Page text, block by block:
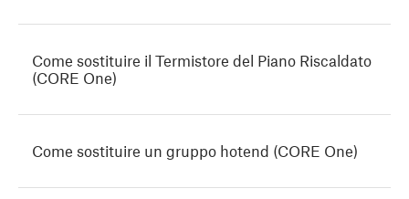
Come sostituire il Termistore del Piano Riscaldato
(CORE One)
Come sostituire un gruppo hotend (CORE One)